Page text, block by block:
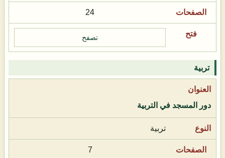
24
تصفح
تربية
دور المسجد في التربية
تربية
7